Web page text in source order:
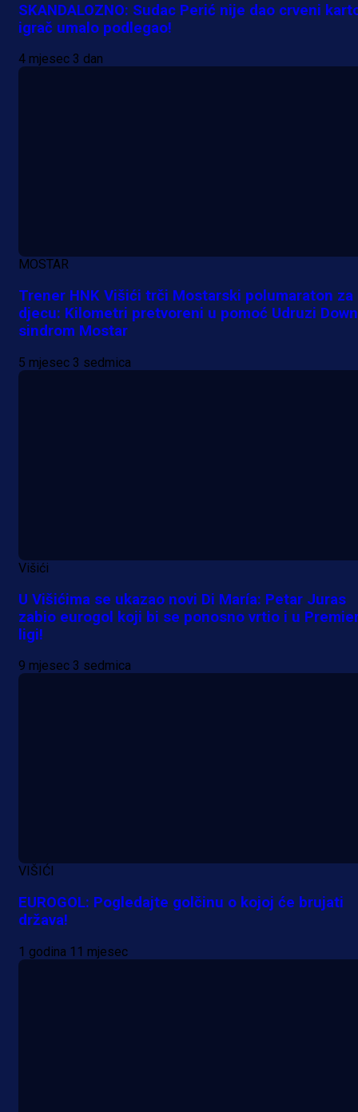
SKANDALOZNO: Sudac Perić nije dao crveni
igrač umalo podlegao!
4 mjesec 3 dan
MOSTAR
Trener HNK Višići trči Mostarski polumaraton za
djecu: Kilometri pretvoreni u pomoć Udruzi Down
sindrom Mostar
5 mjesec 3 sedmica
Višići
U Višićima se ukazao novi Di María: Petar Juras
zabio eurogol koji bi se ponosno vrtio i u
ligi!
9 mjesec 3 sedmica
VIŠIĆI
EUROGOL: Pogledajte golčinu o kojoj će brujati
država!
1 godina 11 mjesec